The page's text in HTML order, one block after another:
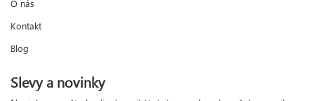
O nás
Kontakt
Blog
Slevy a novinky